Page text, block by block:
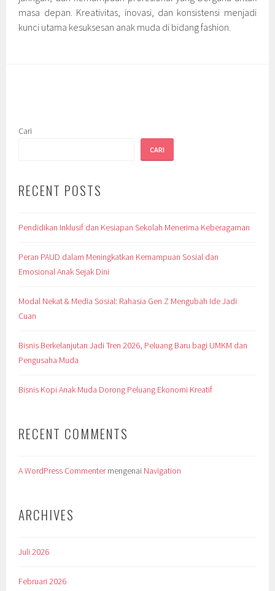
masa depan. Kreativitas, inovasi, dan konsistensi menjadi
kunci utama kesuksesan anak muda di bidang fashion.
Cari
CARI
RECENT POSTS
Pendidikan Inklusif dan Kesiapan Sekolah Menerima Keberagaman
Peran PAUD dalam Meningkatkan Kemampuan Sosial dan
Emosional Anak Sejak Dini
Modal Nekat & Media Sosial: Rahasia Gen Z Mengubah Ide Jadi
Cuan
Bisnis Berkelanjutan Jadi Tren 2026, Peluang Baru bagi UMKM dan
Pengusaha Muda
Bisnis Kopi Anak Muda Dorong Peluang Ekonomi Kreatif
RECENT COMMENTS
A WordPress Commentermengenai Navigation
ARCHIVES
Juli 2026
Februari 2026